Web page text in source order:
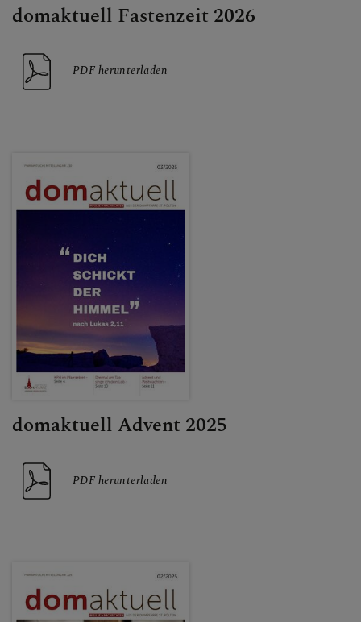
domaktuell Fastenzeit 2026
PDF herunterladen
domaktuell Advent 2025
PDF herunterladen